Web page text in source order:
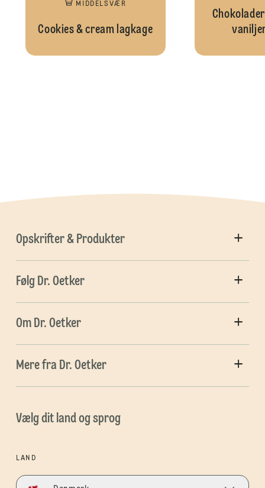
MIDDELSVÆR
Cookies & cream lagkage
Opskrifter & Produkter
Følg Dr. Oetker
Om Dr. Oetker
Mere fra Dr. Oetker
Vælg dit land og sprog
LAND